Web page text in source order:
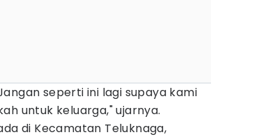
seperti ini lagi supaya kami
untuk keluarga," ujarnya.
di Kecamatan Teluknaga,